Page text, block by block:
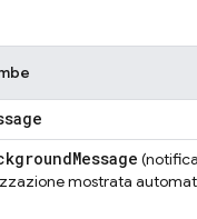
Message
mostrata